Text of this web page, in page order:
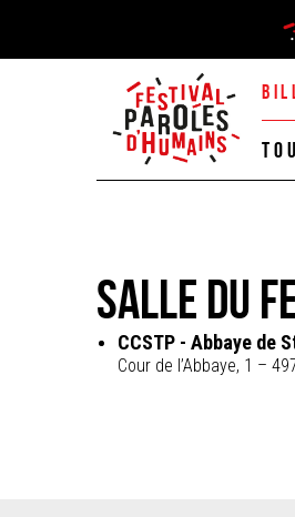
Salle du
CCSTP - Abbaye de
Cour de l’Abbaye, 1 –